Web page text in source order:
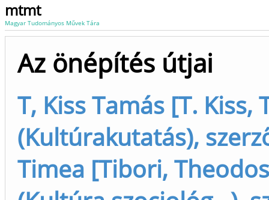
mtmt
Magyar Tudományos Művek Tára
Az önépítés útjai
T, Kiss Tamás [T. Kiss,
(Kultúrakutatás),
Timea [Tibori,